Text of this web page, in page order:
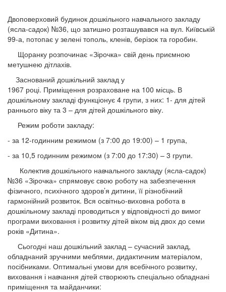
Двоповерховий будинок дошкільного навчального закладу
(ясла-садок) №36, що затишно розташувався на вул. Київській
99-а, потопає у зелені тополь, кленів, берізок та горобин.
Щоранку розпочинає «Зірочка» свій день приємною
метушнею дітлахів.
Заснований дошкільний заклад у
1967 році. Приміщення розраховане на 100 місць. В
дошкільному закладі функціонує 4 групи, з них: 1- для дітей
раннього віку та 3 – для дітей дошкільного віку.
Режим роботи закладу:
- за 12-годинним режимом (з 7:00 до 19:00) – 1 група,
- за 10,5 годинним режимом (з 7:00 до 17:30) – 3 групи.
Колектив дошкільного навчального закладу (ясла-садок)
№36 «Зірочка» спрямовує свою роботу на забезпечення
фізичного, психічного здоров’я дитини, її різнобічний
гармонійний розвиток. Вся освітньо-виховна робота в
дошкільному закладі проводиться у відповідності до вимог
програми виховання і розвитку дітей віком від двох до семи
років «Дитина».
Сьогодні наш дошкільний заклад – сучасний заклад,
обладнаний зручними меблями, дидактичним матеріалом,
посібниками. Оптимальні умови для всебічного розвитку,
виховання і навчання дітей створюють спеціально обладнані
приміщення та майданчики: